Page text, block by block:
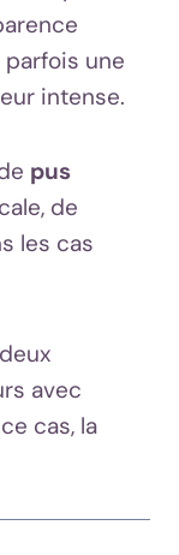
une
intense.
pus
de
les cas
avec
cas, la